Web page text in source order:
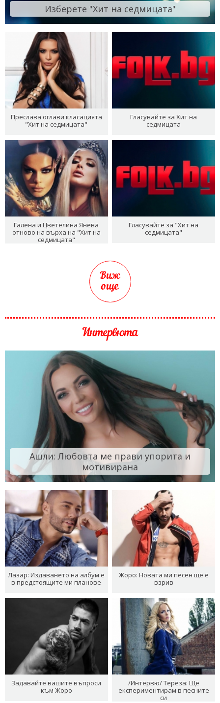
Изберете "Хит на седмицата"
Преслава оглави класацията
"Хит на седмицата"
Гласувайте за Хит на
седмицата
Галена и Цветелина Янева
отново на върха на "Хит на
седмицата"
Гласувайте за "Хит на
седмицата"
Виж
още
Интервюта
Ашли: Любовта ме прави упорита и
мотивирана
Лазар: Издаването на албум е
в предстоящите ми планове
Жоро: Новата ми песен ще е
взрив
Задавайте вашите въпроси
към Жоро
/Интервю/ Тереза: Ще
експериментирам в песните
си